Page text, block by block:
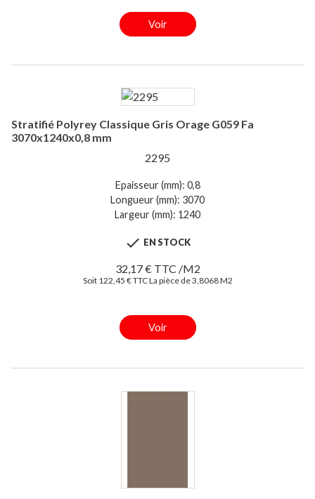
Voir
Stratifié Polyrey Classique Gris Orage G059 Fa
3070x1240x0,8 mm
2295
Epaisseur (mm): 0,8
Longueur (mm): 3070
Largeur (mm): 1240
 EN STOCK
32,17 € TTC /M2
Soit 122,45 € TTC La pièce de 3,8068 M2
Voir